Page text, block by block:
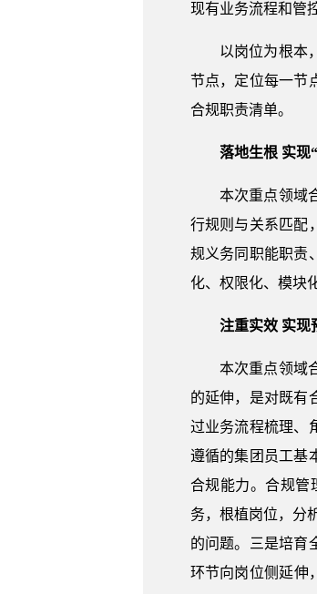
现有业务流程和管
以岗位为根本
节点，定位每一节
合规职责清单。
落地生根 实现
本次重点领域
行规则与关系匹配
规义务同职能职责
化、权限化、模块
注重实效 实现
本次重点领域
的延伸，是对既有
过业务流程梳理、
遵循的集团员工基
合规能力。合规管
务，根植岗位，分
的问题。三是培育
环节向岗位侧延伸